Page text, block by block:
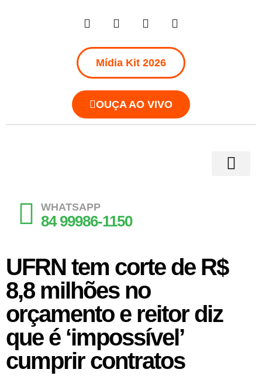
Mídia Kit 2026
OUÇA AO VIVO
WHATSAPP
84 99986-1150
UFRN tem corte de R$
8,8 milhões no
orçamento e reitor diz
que é ‘impossível’
cumprir contratos